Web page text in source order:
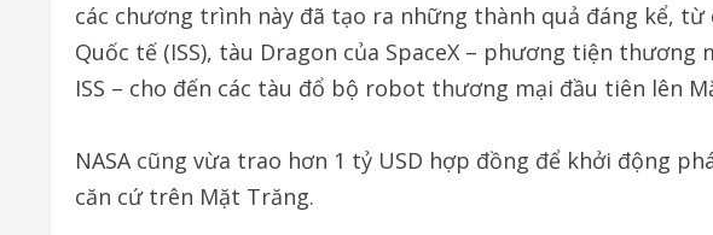
các chương trình này đã tạo ra những thành quả đáng kể,
Quốc tế (ISS), tàu Dragon của SpaceX – phương tiện
ISS – cho đến các tàu đổ bộ robot thương mại đầu tiên lên
NASA cũng vừa trao hơn 1 tỷ USD hợp đồng để khởi động
căn cứ trên Mặt Trăng.